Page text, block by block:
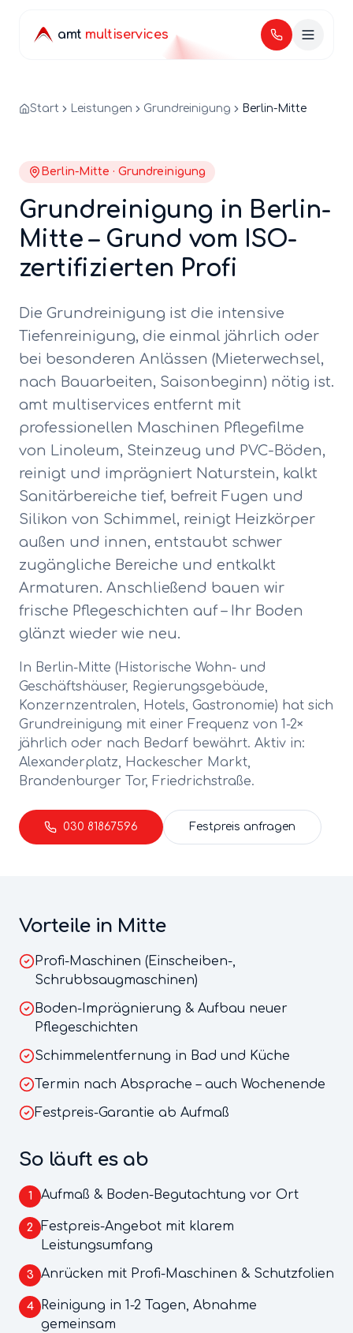
amt multiservices
Start Leistungen Grundreinigung Berlin-Mitte
Berlin-Mitte · Grundreinigung
Grundreinigung in Berlin-
Mitte – Grund vom ISO-
zertifizierten Profi
Die Grundreinigung ist die intensive
Tiefenreinigung, die einmal jährlich oder
bei besonderen Anlässen (Mieterwechsel,
nach Bauarbeiten, Saisonbeginn) nötig ist.
amt multiservices entfernt mit
professionellen Maschinen Pflegefilme
von Linoleum, Steinzeug und PVC-Böden,
reinigt und imprägniert Naturstein, kalkt
Sanitärbereiche tief, befreit Fugen und
Silikon von Schimmel, reinigt Heizkörper
außen und innen, entstaubt schwer
zugängliche Bereiche und entkalkt
Armaturen. Anschließend bauen wir
frische Pflegeschichten auf – Ihr Boden
glänzt wieder wie neu.
In Berlin-Mitte (Historische Wohn- und
Geschäftshäuser, Regierungsgebäude,
Konzernzentralen, Hotels, Gastronomie) hat sich
Grundreinigung mit einer Frequenz von 1-2×
jährlich oder nach Bedarf bewährt. Aktiv in:
Alexanderplatz, Hackescher Markt,
Brandenburger Tor, Friedrichstraße.
030 81867596 Festpreis anfragen
Vorteile in Mitte
Profi-Maschinen (Einscheiben-,
Schrubbsaugmaschinen)
Boden-Imprägnierung & Aufbau neuer
Pflegeschichten
Schimmelentfernung in Bad und Küche
Termin nach Absprache – auch Wochenende
Festpreis-Garantie ab Aufmaß
So läuft es ab
1 Aufmaß & Boden-Begutachtung vor Ort
2
Festpreis-Angebot mit klarem
Leistungsumfang
3 Anrücken mit Profi-Maschinen & Schutzfolien
4
Reinigung in 1-2 Tagen, Abnahme
gemeinsam